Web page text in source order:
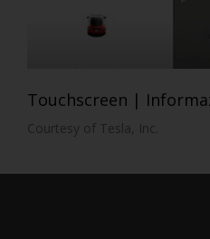
Touchscreen |
Courtesy of Tesla, Inc.